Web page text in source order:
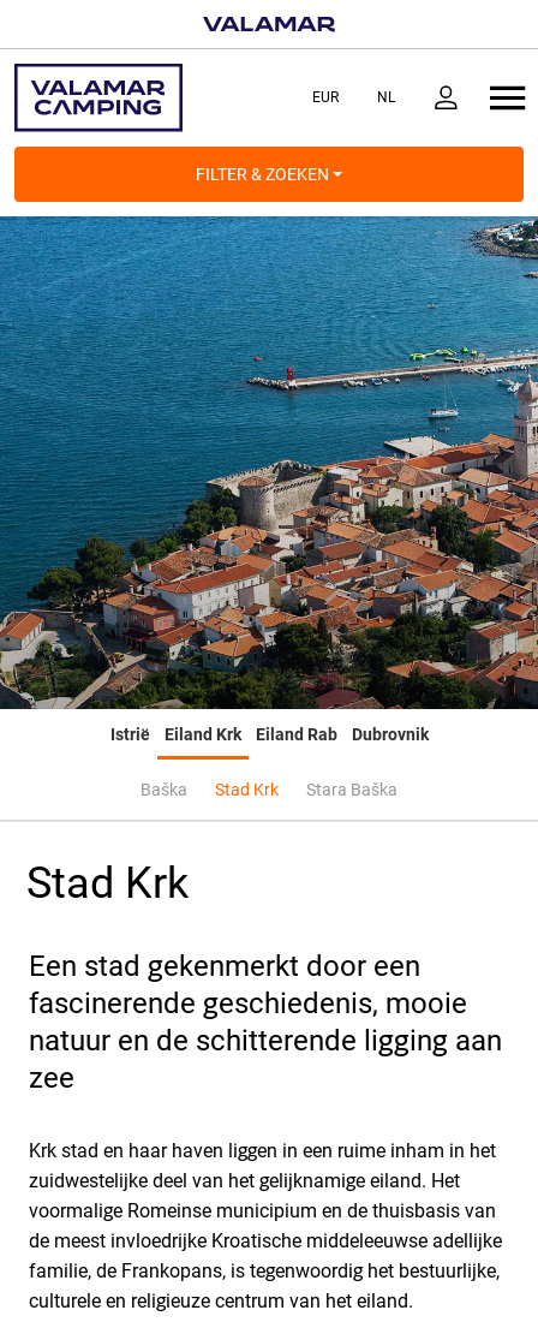
FILTER & ZOEKEN
Istrië Eiland Krk Eiland Rab Dubrovnik
Baška Stad Krk Stara Baška
Stad Krk
Een stad gekenmerkt door een
fascinerende geschiedenis, mooie
natuur en de schitterende ligging aan
zee
Krk stad en haar haven liggen in een ruime inham in het
zuidwestelijke deel van het gelijknamige eiland. Het
voormalige Romeinse municipium en de thuisbasis van
de meest invloedrijke Kroatische middeleeuwse adellijke
familie, de Frankopans, is tegenwoordig het bestuurlijke,
culturele en religieuze centrum van het eiland.